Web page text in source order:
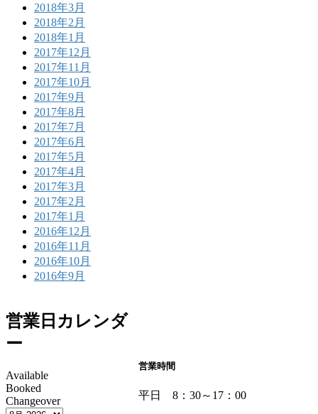
2018年3月
2018年2月
2018年1月
2017年12月
2017年11月
2017年10月
2017年9月
2017年8月
2017年7月
2017年6月
2017年5月
2017年4月
2017年3月
2017年2月
2017年1月
2016年12月
2016年11月
2016年10月
2016年9月
営業日カレンダ
ー
Available
Booked
Changeover
営業時間
平日 8：30～17：00